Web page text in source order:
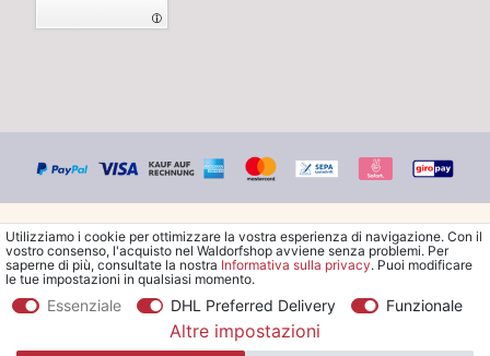
© Copyright 2026 Waldorfshop |Tutti i diritti riservati.
*Ordina la spedizione gratuita in Italia a partire da 99 €. Sono
Utilizziamo i cookie per ottimizzare la vostra esperienza di navigazione. Con il
vostro consenso, l'acquisto nel Waldorfshop avviene senza problemi. Per
saperne di più, consultate la nostra Informativa sulla privacy. Puoi modificare
le tue impostazioni in qualsiasi momento.
Essenziale DHL Preferred Delivery Funzionale
Altre impostazioni